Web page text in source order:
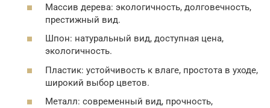
Массив дерева: экологичность, долговечность,
престижный вид.
Шпон: натуральный вид, доступная цена,
экологичность.
Пластик: устойчивость к влаге, простота в уходе,
широкий выбор цветов.
Металл: современный вид, прочность,